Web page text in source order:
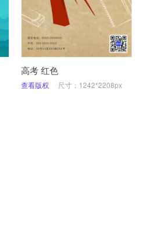
高考 红色
查看版权 尺寸：1242*2208px